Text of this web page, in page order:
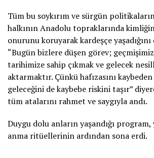
Tüm bu soykırım ve sürgün
halkının Anadolu topraklarında
onurunu koruyarak kardeşçe
“Bugün bizlere düşen görev;
tarihimize sahip çıkmak ve gelecek
aktarmaktır. Çünkü hafızasını
geleceğini de kaybebe riskini taşır”
tüm atalarını rahmet ve saygıyla andı.
Duygu dolu anların yaşandığı
anma ritüellerinin ardından sona erdi.